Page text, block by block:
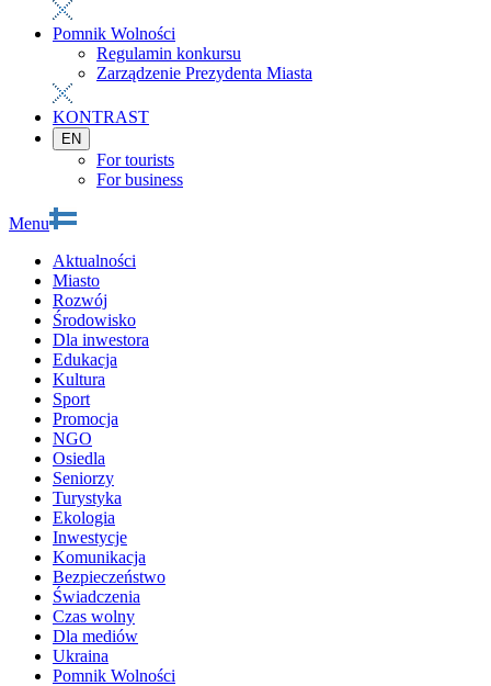
Pomnik Wolności
Regulamin konkursu
Zarządzenie Prezydenta Miasta
KONTRAST
EN
For tourists
For business
Menu
Aktualności
Miasto
Rozwój
Środowisko
Dla inwestora
Edukacja
Kultura
Sport
Promocja
NGO
Osiedla
Seniorzy
Turystyka
Ekologia
Inwestycje
Komunikacja
Bezpieczeństwo
Świadczenia
Czas wolny
Dla mediów
Ukraina
Pomnik Wolności